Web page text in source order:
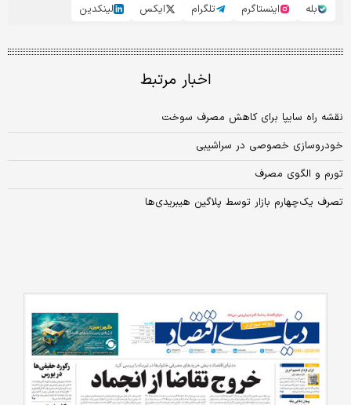
بله
اینستاگرم تلگرام ایکس لینکدین
اخبار مرتبط
نقشه راه سایپا برای کاهش مصرف سوخت
خودروسازی خصوصی در سراشیبی
تورم و الگوی مصرف
تصرف یک‌‌‌‌‌چهارم بازار توسط پلاگین هیبریدی‌‌‌‌‌ها